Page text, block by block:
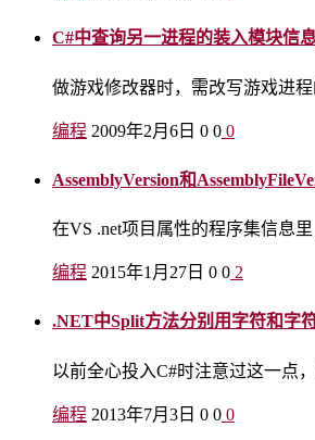
C#中查询另一进程的装入模块信
做游戏修改器时，需改写游戏进
编程 2009年2月6日 0 0 0
AssemblyVersion和
在VS .net项目属性的程序集信息
编程 2015年1月27日 0 0 2
.NET中Split方法分别用字符和字
以前全心投入C#时注意过这一点
编程 2013年7月3日 0 0 0